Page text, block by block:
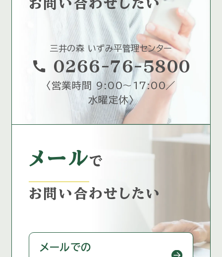
お問い合わせしたい
三井の森 いずみ平管理センター
call 0266-76-5800
〈 営業時間 9:00～17:00／
水曜定休〉
メールで
お問い合わせしたい
メールでの